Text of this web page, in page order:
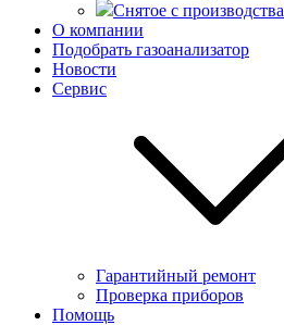
Снятое с производства
О компании
Подобрать газоанализатор
Новости
Сервис
Гарантийный ремонт
Проверка приборов
Помощь